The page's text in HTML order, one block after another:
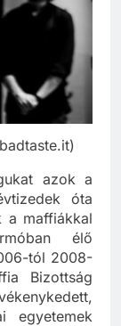
azok a
óta
a maffiákkal
élő
tól 2008-
Bizottság